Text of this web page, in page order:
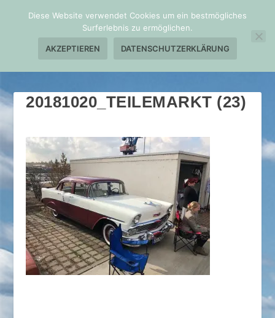
20181020_TEILEMARKT (23)
Diese Website verwendet Cookies um ein bestmögliches
Surferlebnis zu ermöglichen.
AKZEPTIEREN DATENSCHUTZERKLÄRUNG